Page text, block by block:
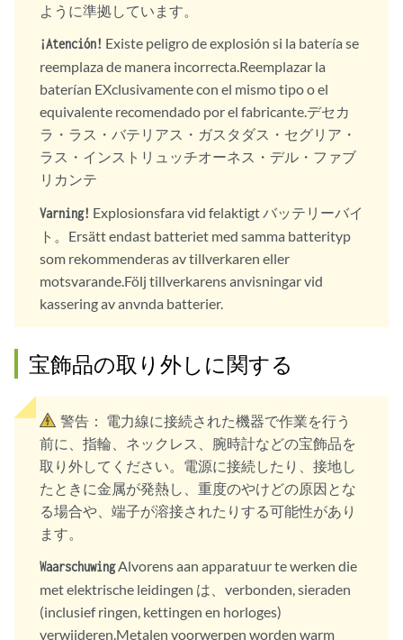
ように準拠しています。
¡Atención! Existe peligro de explosión si la batería se
reemplaza de manera incorrecta.Reemplazar la
baterían EXclusivamente con el mismo tipo o el
equivalente recomendado por el fabricante.デセカ
ラ・ラス・バテリアス・ガスタダス・セグリア・
ラス・インストリュッチオーネス・デル・ファブ
リカンテ
Varning! Explosionsfara vid felaktigt バッテリーバイ
ト。Ersätt endast batteriet med samma batterityp
som rekommenderas av tillverkaren eller
motsvarande.Följ tillverkarens anvisningar vid
kassering av anvnda batterier.
宝飾品の取り外しに関する
警告： 電力線に接続された機器で作業を行う
前に、指輪、ネックレス、腕時計などの宝飾品を
取り外してください。電源に接続したり、接地し
たときに金属が発熱し、重度のやけどの原因とな
る場合や、端子が溶接されたりする可能性があり
ます。
WaarschuwingAlvorens aan apparatuur te werken die
met elektrische leidingen は、verbonden, sieraden
(inclusief ringen, kettingen en horloges)
verwijderen.Metalen voorwerpen worden warm